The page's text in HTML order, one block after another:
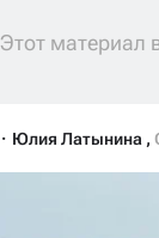
Этот
Юлия Латынина ,